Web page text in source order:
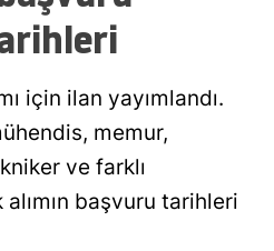
için ilan yayımlandı.
memur,
ve farklı
başvuru tarihleri